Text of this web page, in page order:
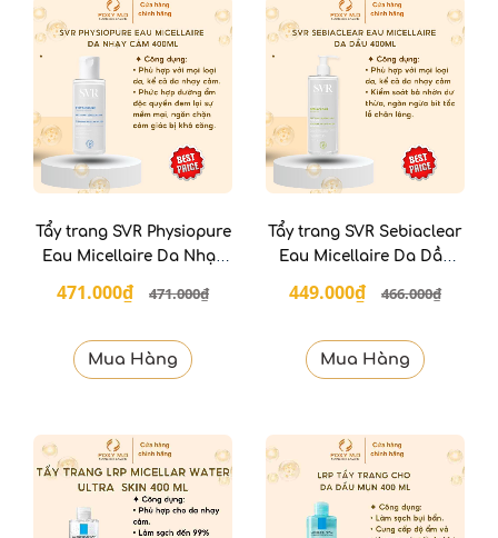
Tẩy trang SVR Physiopure
Eau Micellaire Da Nhạy
471.000₫ 471.000₫
Mua Hàng
Tẩy trang SVR Sebiaclear
Eau Micellaire Da Dầu
449.000₫ 466.000₫
Mua Hàng